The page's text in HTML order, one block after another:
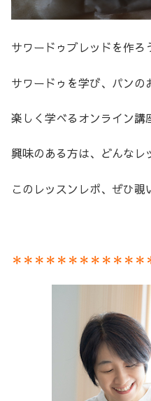
サワードゥブレッドを作ろ
サワードゥを学び、パンの
楽しく学べるオンライン講
興味のある方は、どんなレ
このレッスンレポ、ぜひ覗
＊＊＊＊＊＊＊＊＊＊＊＊